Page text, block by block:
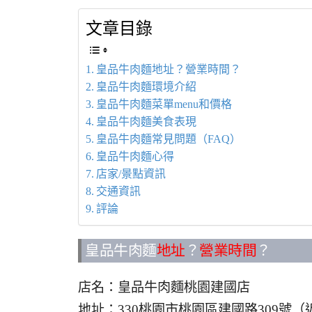
文章目錄
皇品牛肉麵地址？營業時間？
皇品牛肉麵環境介紹
皇品牛肉麵菜單menu和價格
皇品牛肉麵美食表現
皇品牛肉麵常見問題（FAQ）
皇品牛肉麵心得
店家/景點資訊
交通資訊
評論
皇品牛肉麵地址 ？ 營業時間 ？
店名：皇品牛肉麵桃園建國店